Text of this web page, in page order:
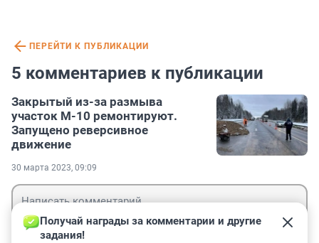
ПЕРЕЙТИ К ПУБЛИКАЦИИ
5 комментариев к публикации
Закрытый из-за размыва
участок М-10 ремонтируют.
Запущено реверсивное
движение
30 марта 2023, 09:09
Получай награды за комментарии и другие
задания!